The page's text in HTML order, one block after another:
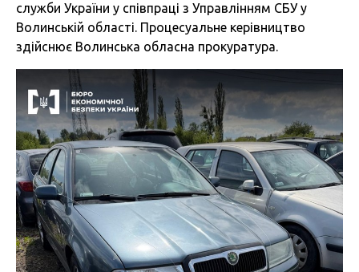
служби України у співпраці з Управлінням СБУ у
Волинській області. Процесуальне керівництво
здійснює Волинська обласна прокуратура.